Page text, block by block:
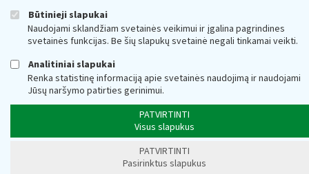
Būtinieji slapukai
Naudojami sklandžiam svetainės veikimui ir įgalina pagrindines
svetainės funkcijas. Be šių slapukų svetainė negali tinkamai veikti.
Analitiniai slapukai
Renka statistinę informaciją apie svetainės naudojimą ir naudojami
Jūsų naršymo patirties gerinimui.
PATVIRTINTI
Visus slapukus
PATVIRTINTI
Pasirinktus slapukus